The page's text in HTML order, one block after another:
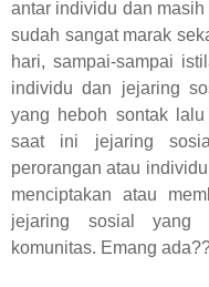
antar individu dan
sudah sangat marak
hari, sampai-sampai
individu dan jejaring
yang heboh sontak lalu
saat ini jejaring
perorangan atau
menciptakan atau
jejaring sosial yang
komunitas. Emang